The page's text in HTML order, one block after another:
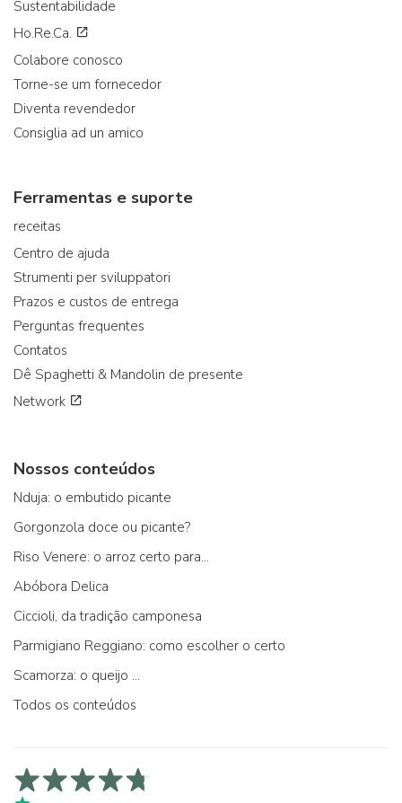
Sustentabilidade
Ho.Re.Ca.
Colabore conosco
Torne-se um fornecedor
Diventa revendedor
Consiglia ad un amico
Ferramentas e suporte
receitas
Centro de ajuda
Strumenti per sviluppatori
Prazos e custos de entrega
Perguntas frequentes
Contatos
Dê Spaghetti & Mandolin de presente
Network
Nossos conteúdos
Nduja: o embutido picante
Gorgonzola doce ou picante?
Riso Venere: o arroz certo para...
Abóbora Delica
Ciccioli, da tradição camponesa
Parmigiano Reggiano: como escolher o certo
Scamorza: o queijo ...
Todos os conteúdos